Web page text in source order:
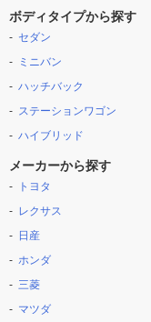
ボディタイプから探す
セダン
ミニバン
ハッチバック
ステーションワゴン
ハイブリッド
メーカーから探す
トヨタ
レクサス
日産
ホンダ
三菱
マツダ